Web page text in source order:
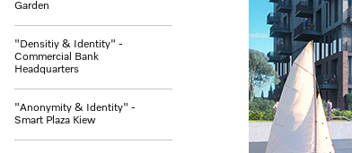
Garden
"Densitiy & Identity" -
Commercial Bank
Headquarters
"Anonymity & Identity" -
Smart Plaza Kiew